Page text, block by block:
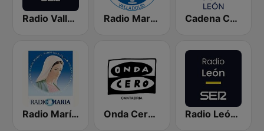
Radio Valladolid SER Radio Marca Valladolid Cadena COPE León
Radio María España Onda Cero Santander Radio León SER